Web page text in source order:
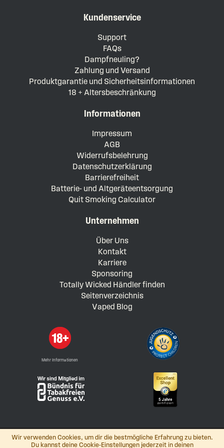
Wir verwenden Cookies, um dir die bestmögliche Erfahrung zu bieten.
Du kannst deine Cookie-Einstellungen jederzeit in deinen
Kundenservice
Support
FAQs
Dampfneuling?
Zahlung und Versand
Produktgarantie und Sicherheitsinformationen
18 + Altersbeschränkung
Informationen
Impressum
AGB
Widerrufsbelehrung
Datenschutzerklärung
Barrierefreiheit
Batterie- und Altgeräteentsorgung
Quit Smoking Calculator
Unternehmen
Über Uns
Kontakt
Karriere
Sponsoring
Totally Wicked Händler finden
Seitenverzeichnis
Vaped Blog
Mehr Informationen